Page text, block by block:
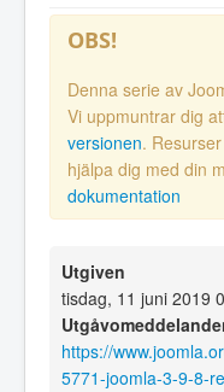
OBS!
Denna serie av
Vi uppmuntrar dig
versionen.
hjälpa dig med din
dokumentation
Utgiven
tisdag, 11 juni 2019
https://
5771-joomla-3-9-8-